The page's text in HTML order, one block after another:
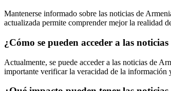
Mantenerse informado sobre las noticias de
actualizada permite comprender mejor la realidad
¿Cómo se pueden acceder a las
Actualmente, se puede acceder a las noticias de
importante verificar la veracidad de la información